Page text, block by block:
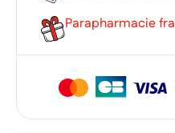
Parapharmacie
Ajouter à ma liste d'envies
Créer une liste d'envies
Nom de la liste d'envies
Vous devez être connecté